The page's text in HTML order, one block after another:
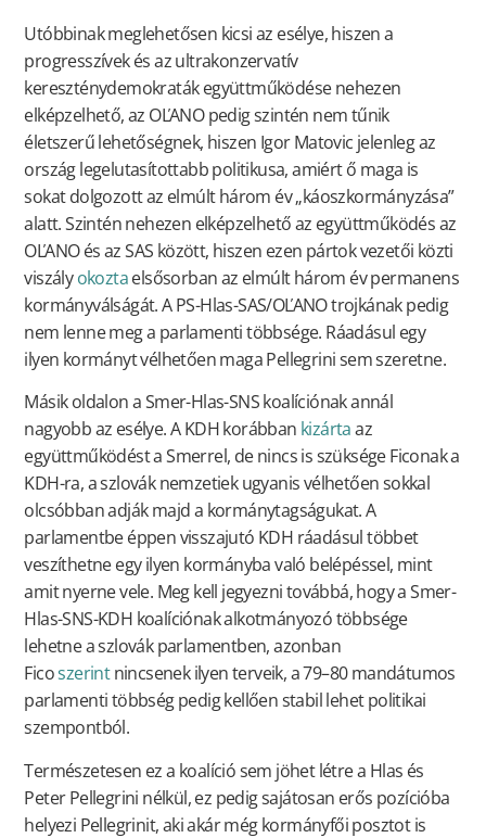
Utóbbinak meglehetősen kicsi az esélye, hiszen a
progresszívek és az ultrakonzervatív
kereszténydemokraták együttműködése nehezen
elképzelhető, az OĽANO pedig szintén nem tűnik
életszerű lehetőségnek, hiszen Igor Matovic jelenleg az
ország legelutasítottabb politikusa, amiért ő maga is
sokat dolgozott az elmúlt három év „káoszkormányzása”
alatt. Szintén nehezen elképzelhető az együttműködés az
OĽANO és az SAS között, hiszen ezen pártok vezetői közti
viszályokoztaelsősorban az elmúlt három év permanens
kormányválságát. A PS-Hlas-SAS/OĽANO trojkának pedig
nem lenne meg a parlamenti többsége. Ráadásul egy
ilyen kormányt vélhetően maga Pellegrini sem szeretne.
Másik oldalon a Smer-Hlas-SNS koalíciónak annál
nagyobb az esélye. A KDH korábban kizártaaz
együttműködést a Smerrel, de nincs is szüksége Ficonak a
KDH-ra, a szlovák nemzetiek ugyanis vélhetően sokkal
olcsóbban adják majd a kormánytagságukat. A
parlamentbe éppen visszajutó KDH ráadásul többet
veszíthetne egy ilyen kormányba való belépéssel, mint
amit nyerne vele. Meg kell jegyezni továbbá, hogy a Smer-
Hlas-SNS-KDH koalíciónak alkotmányozó többsége
lehetne a szlovák parlamentben, azonban
Ficoszerintnincsenek ilyen terveik, a 79–80 mandátumos
parlamenti többség pedig kellően stabil lehet politikai
szempontból.
Természetesen ez a koalíció sem jöhet létre a Hlas és
Peter Pellegrini nélkül, ez pedig sajátosan erős pozícióba
helyezi Pellegrinit, aki akár még kormányfői posztot is